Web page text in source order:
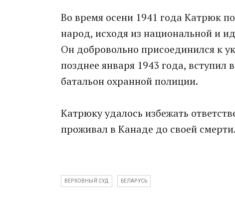
Во время осени 1941 года Катрюк
народ, исходя из национальной и
Он добровольно присоединился к
позднее января 1943 года,
батальон охранной полиции.
Катрюку удалось избежать
проживал в Канаде до своей смерти.
ВЕРХОВНЫЙ СУД БЕЛАРУСЬ